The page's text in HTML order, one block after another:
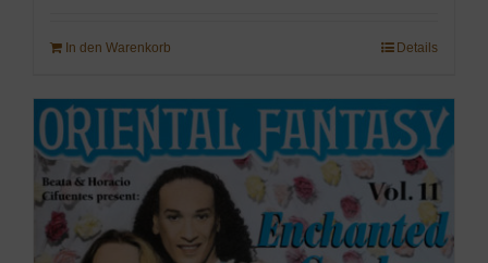
In den Warenkorb Details